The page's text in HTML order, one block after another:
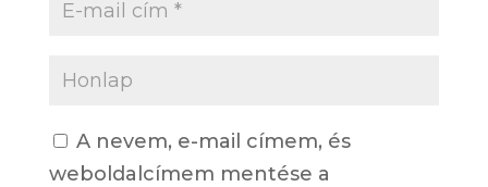
A nevem, e-mail címem, és
weboldalcímem mentése a